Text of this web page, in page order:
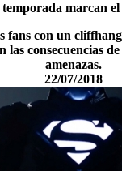
marcan
con un
consecuencias
amenazas.
22/07/2018